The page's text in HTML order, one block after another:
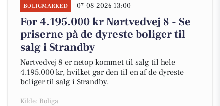
BOLIGMARKED 07-08-2026 13:00
For 4.195.000 kr Nørtvedvej 8 - Se
priserne på de dyreste boliger til
salg i Strandby
Nørtvedvej 8 er netop kommet til salg til hele
4.195.000 kr, hvilket gør den til en af de dyreste
boliger til salg i Strandby.
Kilde: Boliga